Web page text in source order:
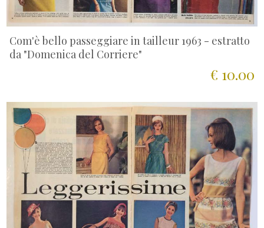
Com'è bello passeggiare in tailleur 1963 - estratto
da "Domenica del Corriere"
€ 10.00